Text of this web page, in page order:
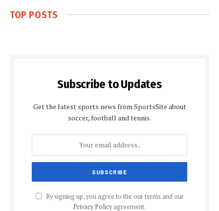
TOP POSTS
Subscribe to Updates
Get the latest sports news from SportsSite about
soccer, football and tennis.
By signing up, you agree to the our terms and our
Privacy Policyagreement.